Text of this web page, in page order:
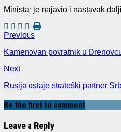
Ministar je najavio i nastavak
Previous
Kamenovan povratnik u
Next
Rusija ostaje strateški partner
Be the first to comment
Leave a Reply